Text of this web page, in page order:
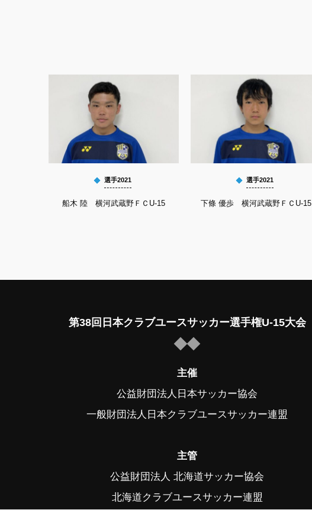
選手2021
船木 陸 横河武蔵野ＦＣU-15
選手2021
下條 優歩 横河武蔵野ＦＣU-15
第38回日本クラブユースサッカー選手権U-15大会
主催
公益財団法人日本サッカー協会
一般財団法人日本クラブユースサッカー連盟
主管
公益財団法人 北海道サッカー協会
北海道クラブユースサッカー連盟